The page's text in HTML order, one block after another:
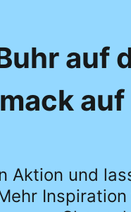
auf
Aktion und